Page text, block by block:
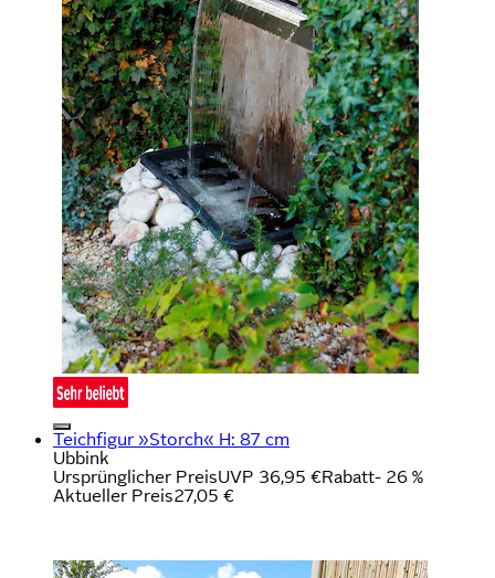
Teichfigur »Storch« H: 87 cm
Ubbink
Ursprünglicher PreisUVP 36,95 €Rabatt- 26 %
Aktueller Preis27,05 €